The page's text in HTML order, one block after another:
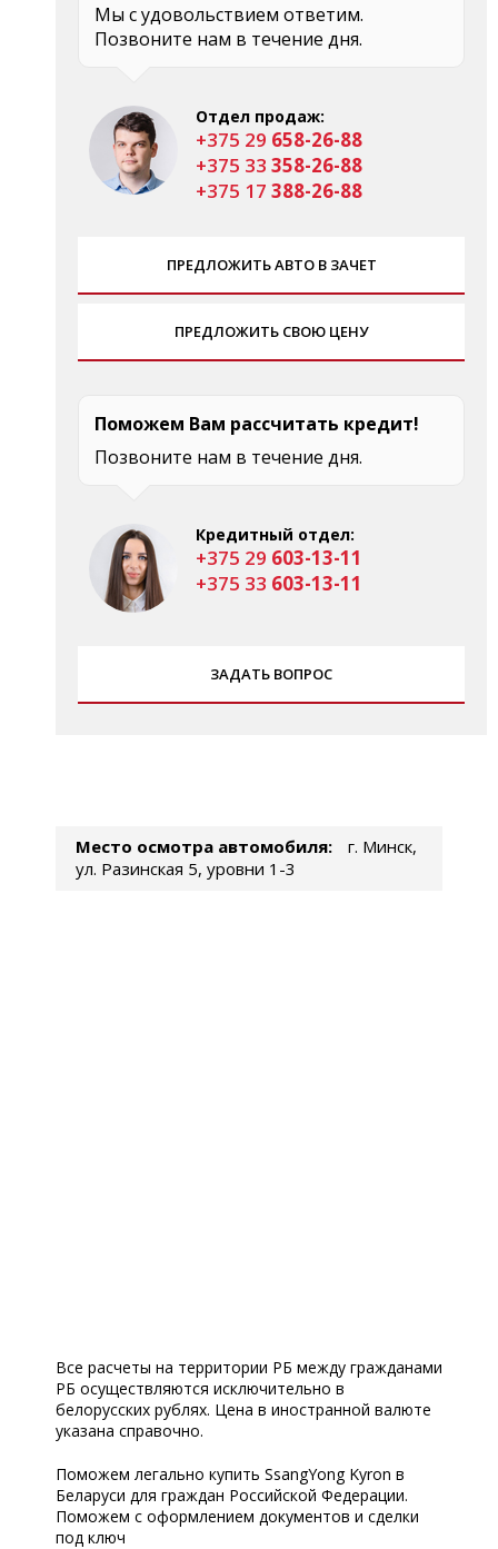
Мы с удовольствием ответим.
Позвоните нам в течение дня.
Отдел продаж:
+375 29 658-26-88
+375 33 358-26-88
+375 17 388-26-88
ПРЕДЛОЖИТЬ АВТО В ЗАЧЕТ
ПРЕДЛОЖИТЬ СВОЮ ЦЕНУ
Поможем Вам рассчитать кредит!
Позвоните нам в течение дня.
Кредитный отдел:
+375 29 603-13-11
+375 33 603-13-11
ЗАДАТЬ ВОПРОС
Место осмотра автомобиля:
г. Минск,
ул. Разинская 5, уровни 1-3
Все расчеты на территории РБ между гражданами
РБ осуществляются исключительно в
белорусских рублях. Цена в иностранной валюте
указана справочно.
Поможем легально купить SsangYong Kyron в
Беларуси для граждан Российской Федерации.
Поможем с оформлением документов и сделки
под ключ